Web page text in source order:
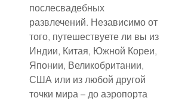
послесвадебных
развлечений. Независимо от
того, путешествуете ли вы из
Индии, Китая, Южной Кореи,
Японии, Великобритании,
США или из любой другой
точки мира – до аэропорта